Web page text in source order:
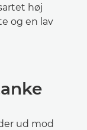
høj
og en lav
ud mod